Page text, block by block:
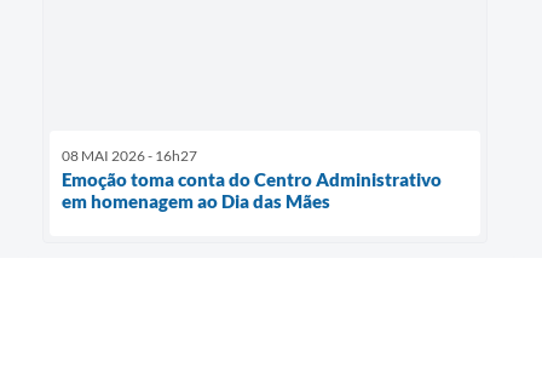
08 MAI 2026 - 16h27
Emoção toma conta do Centro Administrativo
em homenagem ao Dia das Mães